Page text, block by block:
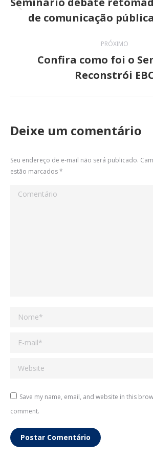
post:
anterior:
de comunicação pública
PRÓXIMO
post:
Confira como foi o
Reconstrói
Deixe um comentário
Seu endereço de e-mail não será publicado.
estão marcados*
Comentário
Nome *
E-mail *
Website
Save my name, email, and website in this
comment.
Postar Comentário